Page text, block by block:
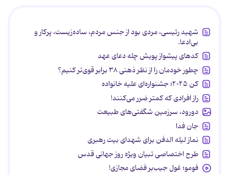
شهید رئیسی، مردی بود از جنس مردم، ساده‌زیست، پرکار و
بی‌ادعا.
کدهای پیشواز پویش چله دعای عهد
چطور خودمان را از نظر ذهنی ۳۸ برابر قوی‌تر کنیم؟
کن ۲۰۲۵؛ جشنواره‌ای علیه خانواده
راز افرادی که کمتر ضرر می‌کنند!
دورود، سرزمین شگفتی‌های طبیعت
جان فدا
نماز لیله الدفن برای شهدای بیت رهبری
طرح اختصاصی تبیان ویژه روز جهانی قدس
فومو؛ غول جیب‌بر فضای مجازی!